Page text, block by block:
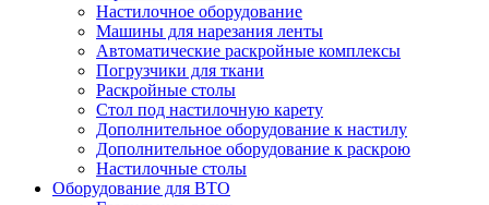
Настилочное оборудование
Машины для нарезания ленты
Автоматические раскройные комплексы
Погрузчики для ткани
Раскройные столы
Стол под настилочную карету
Дополнительное оборудование к настилу
Дополнительное оборудование к раскрою
Настилочные столы
Оборудование для ВТО